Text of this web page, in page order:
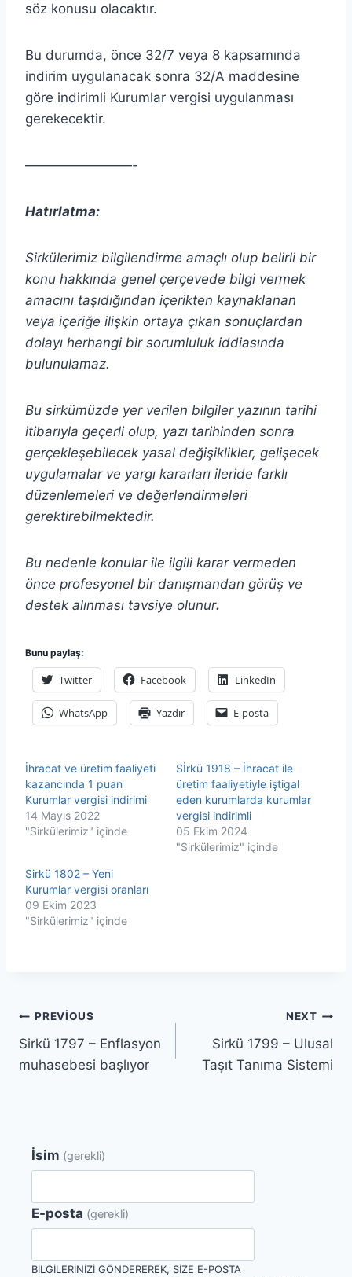
söz konusu olacaktır.
Bu durumda, önce 32/7 veya 8 kapsamında
indirim uygulanacak sonra 32/A maddesine
göre indirimli Kurumlar vergisi uygulanması
gerekecektir.
————————-
Hatırlatma:
Sirkülerimiz bilgilendirme amaçlı olup belirli bir
konu hakkında genel çerçevede bilgi vermek
amacını taşıdığından içerikten kaynaklanan
veya içeriğe ilişkin ortaya çıkan sonuçlardan
dolayı herhangi bir sorumluluk iddiasında
bulunulamaz.
Bu sirkümüzde yer verilen bilgiler yazının tarihi
itibarıyla geçerli olup, yazı tarihinden sonra
gerçekleşebilecek yasal değişiklikler, gelişecek
uygulamalar ve yargı kararları ileride farklı
düzenlemeleri ve değerlendirmeleri
gerektirebilmektedir.
Bu nedenle konular ile ilgili karar vermeden
önce profesyonel bir danışmandan görüş ve
destek alınması tavsiye olunur.
Bunu paylaş:
Twitter Facebook LinkedIn
WhatsApp Yazdır E-posta
İhracat ve üretim faaliyeti
kazancında 1 puan
Kurumlar vergisi indirimi
14 Mayıs 2022
"Sirkülerimiz" içinde
Sİrkü 1918 – İhracat ile
üretim faaliyetiyle iştigal
eden kurumlarda kurumlar
vergisi indirimli
05 Ekim 2024
"Sirkülerimiz" içinde
Sirkü 1802 – Yeni
Kurumlar vergisi oranları
09 Ekim 2023
"Sirkülerimiz" içinde
Yazı
gezinmesi
PREVIOUS
Sirkü 1797 – Enflasyon
muhasebesi başlıyor
NEXT
Sirkü 1799 – Ulusal
Taşıt Tanıma Sistemi
İsim (gerekli)
E-posta (gerekli)
BILGILERINIZI GÖNDEREREK, SIZE E-POSTA